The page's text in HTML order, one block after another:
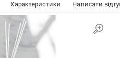
Характеристики Написати